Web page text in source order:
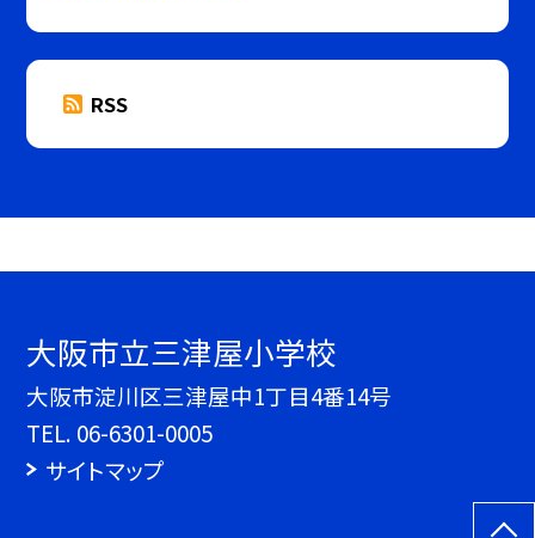
RSS
大阪市立三津屋小学校
大阪市淀川区三津屋中1丁目4番14号
TEL. 06-6301-0005
サイトマップ